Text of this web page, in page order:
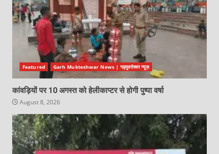
Featured Garh Mukteshwar News | गढ़मुक्तेश्वर न्यूज़
कांवड़ियों पर 10 अगस्त को हेलीकाप्टर से होगी पुष्पा वर्षा
August 8, 2026